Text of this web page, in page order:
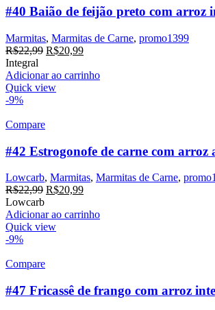
#40 Baião de feijão preto com arroz
Marmitas, Marmitas de Carne, promo1399
R$22,99 R$20,99
Integral
Adicionar ao carrinho
Quick view
-9%
Compare
#42 Estrogonofe de carne com arroz
Lowcarb, Marmitas, Marmitas de Carne,
R$22,99 R$20,99
Lowcarb
Adicionar ao carrinho
Quick view
-9%
Compare
#47 Fricassê de frango com arroz